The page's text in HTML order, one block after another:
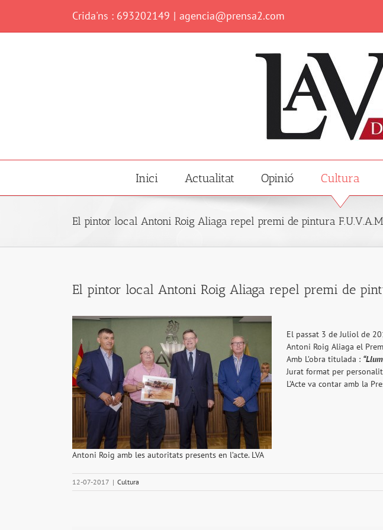
content
Crida'ns : 693202149 | agencia@prensa2.com
Inici Actualitat Opinió Cultura
El pintor local Antoni Roig Aliaga repel premi de pintura
El pintor local Antoni Roig Aliaga repel premi de
Antoni Roig amb les autoritats presents en l’acte. LVA
El passat 3 de Juliol de
Antoni Roig Aliaga el
Amb L’obra titulada :
Jurat format per
L’Acte va contar amb la
12-07-2017 | Cultura